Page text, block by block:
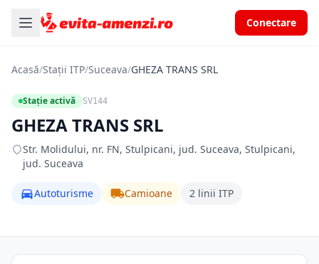
Conectare
Acasă/Stații ITP/Suceava/GHEZA TRANS SRL
Stație activă SV144
GHEZA TRANS SRL
Str. Molidului, nr. FN, Stulpicani, jud. Suceava, Stulpicani,
jud. Suceava
Autoturisme Camioane 2 linii ITP